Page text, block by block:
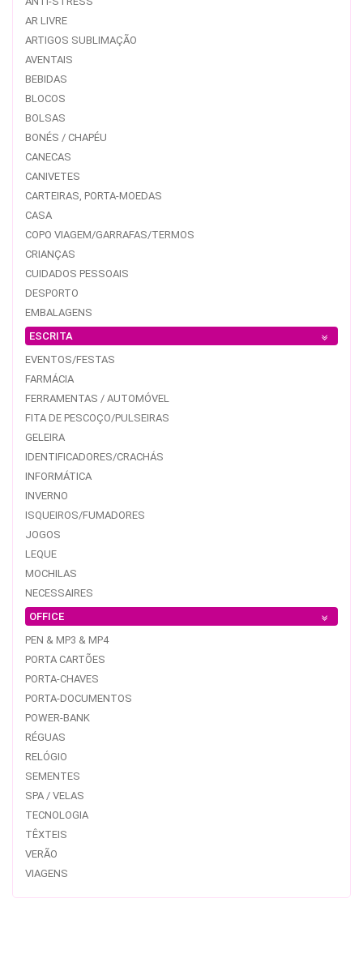
AR LIVRE
ARTIGOS SUBLIMAÇÃO
AVENTAIS
BEBIDAS
BLOCOS
BOLSAS
BONÉS / CHAPÉU
CANECAS
CANIVETES
CARTEIRAS, PORTA-MOEDAS
CASA
COPO VIAGEM/GARRAFAS/TERMOS
CRIANÇAS
CUIDADOS PESSOAIS
DESPORTO
EMBALAGENS
ESCRITA
EVENTOS/FESTAS
FARMÁCIA
FERRAMENTAS / AUTOMÓVEL
FITA DE PESCOÇO/PULSEIRAS
GELEIRA
IDENTIFICADORES/CRACHÁS
INFORMÁTICA
INVERNO
ISQUEIROS/FUMADORES
JOGOS
LEQUE
MOCHILAS
NECESSAIRES
OFFICE
PEN & MP3 & MP4
PORTA CARTÕES
PORTA-CHAVES
PORTA-DOCUMENTOS
POWER-BANK
RÉGUAS
RELÓGIO
SEMENTES
SPA / VELAS
TECNOLOGIA
TÊXTEIS
VERÃO
VIAGENS